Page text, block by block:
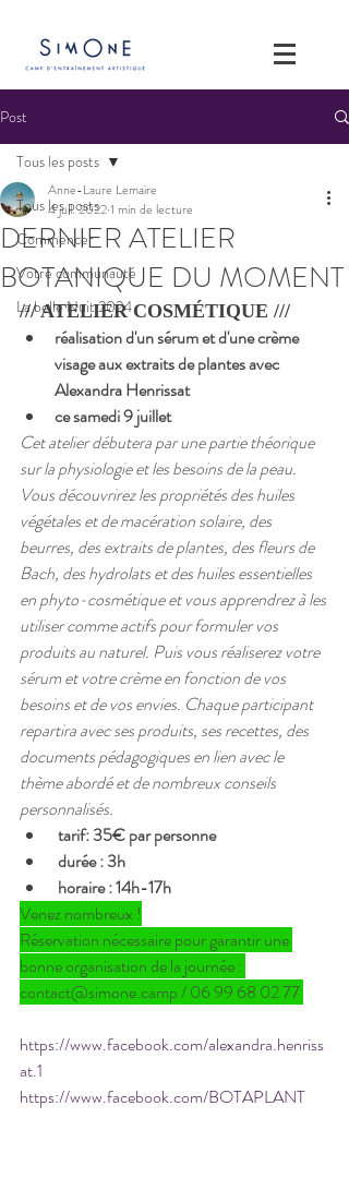
Post
Tous les posts
Commencer
Votre communauté
La belle Nuit 2024
Tous les posts
DERNIER ATELIER
BOTANIQUE DU MOMENT
Anne-Laure Lemaire
4 juil. 20221 min de lecture
/// ATELIER COSMÉTIQUE ///
réalisation d'un sérum et d'une crème
visage aux extraits de plantes avec
Alexandra Henrissat
ce samedi 9 juillet
Cet atelier débutera par une partie théorique
sur la physiologie et les besoins de la peau.
Vous découvrirez les propriétés des huiles
végétales et de macération solaire, des
beurres, des extraits de plantes, des fleurs de
Bach, des hydrolats et des huiles essentielles
en phyto-cosmétique et vous apprendrez à les
utiliser comme actifs pour formuler vos
produits au naturel. Puis vous réaliserez votre
sérum et votre crème en fonction de vos
besoins et de vos envies. Chaque participant
repartira avec ses produits, ses recettes, des
documents pédagogiques en lien avec le
thème abordé et de nombreux conseils
personnalisés.
tarif: 35€ par personne
durée : 3h
horaire : 14h-17h
Venez nombreux !
Réservation nécessaire pour garantir une
bonne organisation de la journée :
contact@simone.camp / 06 99 68 02 77
https://www.facebook.com/alexandra.henriss
at.1
https://www.facebook.com/BOTAPLANT